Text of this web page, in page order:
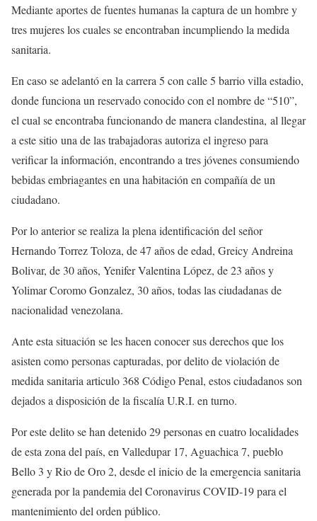
Mediante aportes de fuentes humanas la captura de un hombre y
tres mujeres los cuales se encontraban incumpliendo la medida
sanitaria.
En caso se adelantó en la carrera 5 con calle 5 barrio villa estadio,
donde funciona un reservado conocido con el nombre de “510”,
el cual se encontraba funcionando de manera clandestina, al llegar
a este sitio una de las trabajadoras autoriza el ingreso para
verificar la información, encontrando a tres jóvenes consumiendo
bebidas embriagantes en una habitación en compañía de un
ciudadano.
Por lo anterior se realiza la plena identificación del señor
Hernando Torrez Toloza, de 47 años de edad, Greicy Andreina
Bolivar, de 30 años, Yenifer Valentina López, de 23 años y
Yolimar Coromo Gonzalez, 30 años, todas las ciudadanas de
nacionalidad venezolana.
Ante esta situación se les hacen conocer sus derechos que los
asisten como personas capturadas, por delito de violación de
medida sanitaria articulo 368 Código Penal, estos ciudadanos son
dejados a disposición de la fiscalía U.R.I. en turno.
Por este delito se han detenido 29 personas en cuatro localidades
de esta zona del país, en Valledupar 17, Aguachica 7, pueblo
Bello 3 y Rio de Oro 2, desde el inicio de la emergencia sanitaria
generada por la pandemia del Coronavirus COVID-19 para el
mantenimiento del orden público.